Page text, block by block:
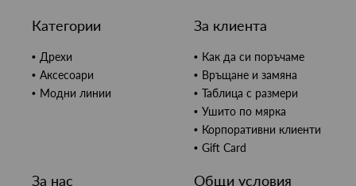
Категории
Дрехи
Аксесоари
Модни линии
За клиента
Как да си поръчаме
Връщане и замяна
Таблица с размери
Ушито по мярка
Корпоративни клиенти
Gift Card
За нас Общи условия